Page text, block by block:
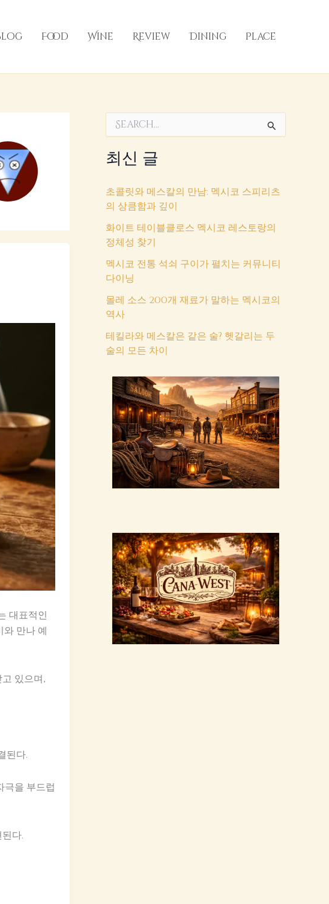
Food Wine Review Dining Place
대표적인
만나 예
있으며,
된다.
극을 부드럽
다.
상
최신 글
초콜릿와 메스칼의 만남: 멕시코 스피리츠
의 상큼함과 깊이
화이트 테이블클로스 멕시코 레스토랑의
정체성 찾기
멕시코 전통 석쇠 구이가 펼치는 커뮤니티
다이닝
몰레 소스 200개 재료가 말하는 멕시코의
역사
테킬라와 메스칼은 같은 술? 헷갈리는 두
술의 모든 차이